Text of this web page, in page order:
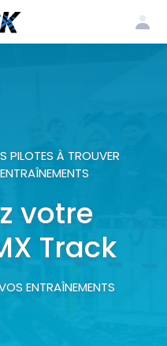
my
PILOTES À TROUVER
votre
Track
ENTRAÎNEMENTS